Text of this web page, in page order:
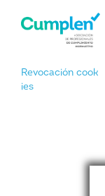
Revocación cook
ies